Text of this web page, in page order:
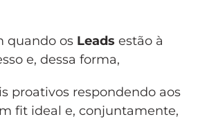
quando os Leads estão à
e, dessa forma,
proativos respondendo aos
fit ideal e, conjuntamente,